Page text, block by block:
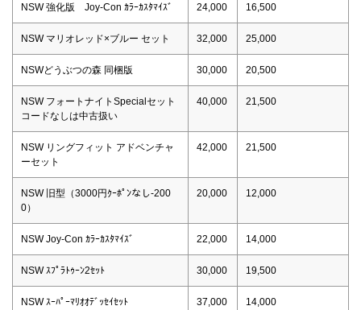
NSW 強化版 Joy-Con ｶﾗｰｶｽﾀﾏｲｽﾞ 24,000 16,500
NSW マリオレッド×ブルー セット 32,000 25,000
NSWどうぶつの森 同梱版 30,000 20,500
NSW フォートナイトSpecialセット
コードなしは中古扱い
40,000 21,500
NSW リングフィット アドベンチャ
ーセット
42,000 21,500
NSW 旧型（3000円ｸｰﾎﾟﾝなし-200
0）
20,000 12,000
NSW Joy-Con ｶﾗｰｶｽﾀﾏｲｽﾞ 22,000 14,000
NSW ｽﾌﾟﾗﾄｩｰﾝ2ｾｯﾄ 30,000 19,500
NSW ｽｰﾊﾟｰﾏﾘｵｵﾃﾞｯｾｲｾｯﾄ 37,000 14,000